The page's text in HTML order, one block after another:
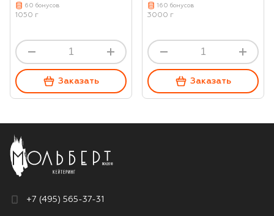
60 бонусов
1050 г
Заказать
160 бонусов
3000 г
Заказать
+7 (495) 565-37-31